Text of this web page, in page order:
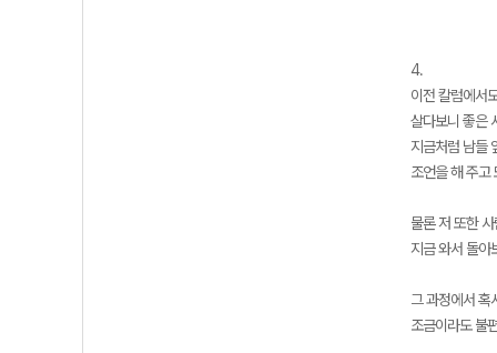
4.
이전 칼럼에서
살다보니 좋은
지금처럼 남들
조언을 해 주고
물론 저 또한
지금 와서 돌아
그 과정에서 혹
조금이라도 불